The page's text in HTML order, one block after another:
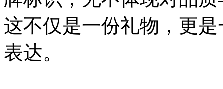
这不仅是一份礼物，更
表达。